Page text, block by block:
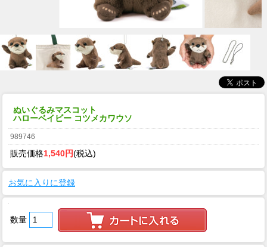
ぬいぐるみマスコット
ハローベイビー コツメカワウソ
989746
販売価格1,540円(税込)
お気に入りに登録
数量